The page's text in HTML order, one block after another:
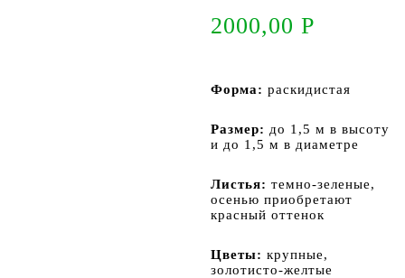
2000,00 Р
Форма: раскидистая
Размер: до 1,5 м в высоту
и до 1,5 м в диаметре
Листья: темно-зеленые,
осенью приобретают
красный оттенок
Цветы: крупные,
золотисто-желтые